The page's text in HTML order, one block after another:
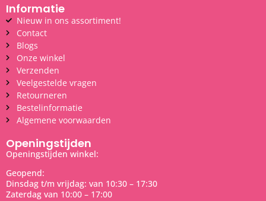
Informatie
Nieuw in ons assortiment!
Contact
Blogs
Onze winkel
Verzenden
Veelgestelde vragen
Retourneren
Bestelinformatie
Algemene voorwaarden
Openingstijden
Openingstijden winkel:
Geopend:
Dinsdag t/m vrijdag: van 10:30 – 17:30
Zaterdag van 10:00 – 17:00